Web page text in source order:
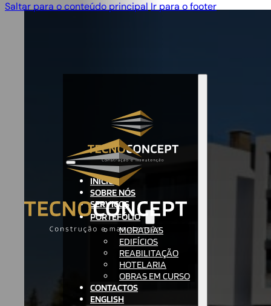
Saltar para o conteúdo principal Ir para o footer
INÍCIO
SOBRE NÓS
SERVIÇOS
PORTEFÓLIO
MORADIAS
EDIFÍCIOS
REABILITAÇÃO
HOTELARIA
OBRAS EM CURSO
CONTACTOS
ENGLISH